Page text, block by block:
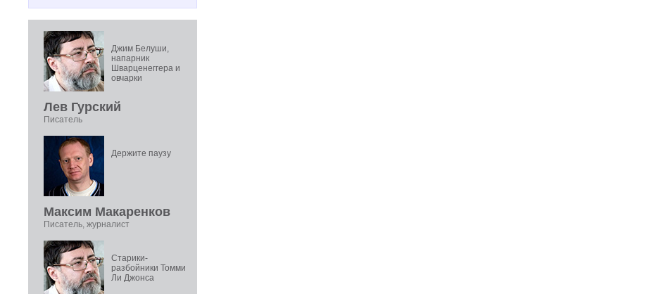
Джим Белуши,
напарник
Шварценеггера и
овчарки
Лев Гурский
Писатель
Держите паузу
Максим Макаренков
Писатель, журналист
Старики-
разбойники Томми
Ли Джонса